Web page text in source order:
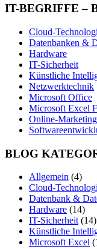
IT-BEGRIFFE –
Cloud-
Datenbanken &
Hardware
IT-Sicherheit
Künstliche
Netzwerktechnik
Microsoft Office
Microsoft Excel
Online-Marketing
BLOG
Allgemein (4)
Cloud-
Datenbank &
Hardware (14)
IT-Sicherheit(14)
Künstliche
Microsoft Excel